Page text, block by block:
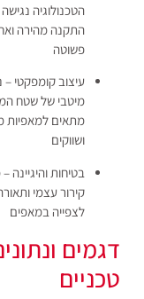
הטכנולוגיה
התקנה מהירה
פשוטה
עיצוב קומפקטי –
מיטבי של שטח
מתאים למאפיות
ושווקים
בטיחות והיגיינה
קירור עצמי
לצפייה במאפים
דגמים
טכניים